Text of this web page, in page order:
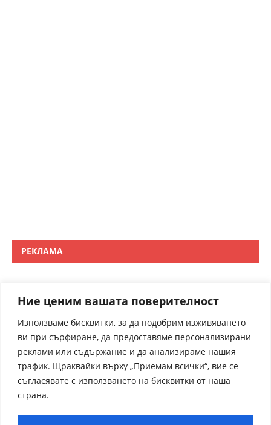
Ние ценим вашата поверителност
Използваме бисквитки, за да подобрим изживяването
ви при сърфиране, да предоставяме персонализирани
реклами или съдържание и да анализираме нашия
трафик. Щраквайки върху „Приемам всички“, вие се
съгласявате с използването на бисквитки от наша
страна.
РЕКЛАМА